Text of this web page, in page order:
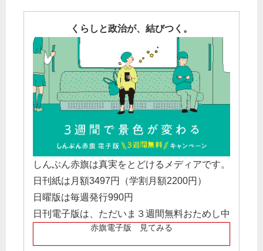
くらしと政治が、結びつく。
しんぶん赤旗は真実をとどけるメディアです。
日刊紙は月額3497円（学割月額2200円）
日曜版は毎週発行990円
日刊電子版は、ただいま３週間無料おためし中
赤旗電子版 見てみる